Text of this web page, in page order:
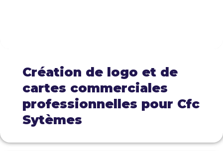
Création de logo et de
cartes commerciales
professionnelles pour Cfc
Sytèmes